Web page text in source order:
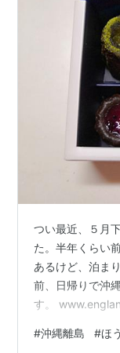
つい最近、５月
た。半年くらい
あるけど、泊ま
前、日帰りで沖
す。
ったです。ちょ
#沖縄離島 #ほ